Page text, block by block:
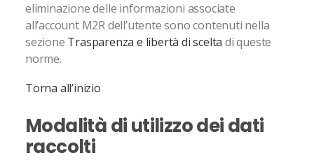
eliminazione delle informazioni associate
all’account M2R dell’utente sono contenuti nella
sezione Trasparenza e libertà di scelta di queste
norme.
Torna all’inizio
Modalità di utilizzo dei dati
raccolti